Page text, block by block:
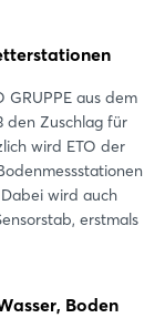
GRUPPE aus dem
den Zuschlag für
wird ETO der
wird auch
erstmals
Boden